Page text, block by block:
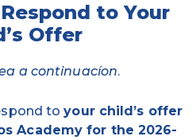
to Your
Offer
a continuacíon.
toyour child’s offer
Academy for the 2026-